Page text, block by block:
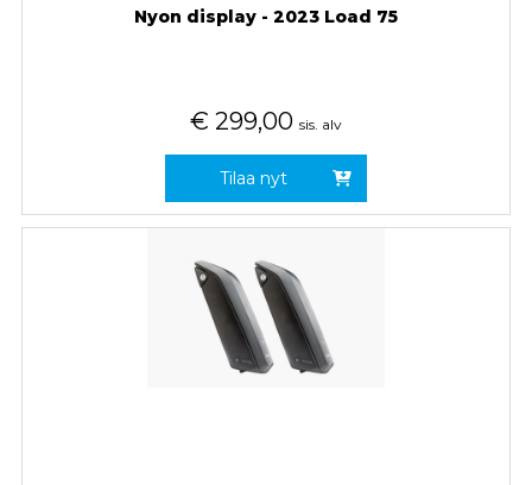
Nyon display - 2023 Load 75
€ 299,00 sis. alv
Tilaa nyt